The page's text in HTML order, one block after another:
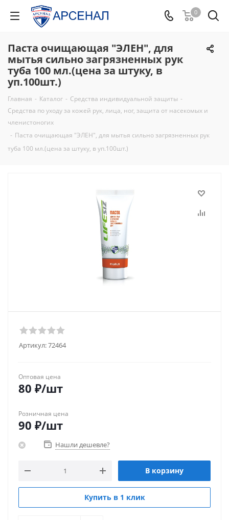
0
Паста очищающая "ЭЛЕН", для
мытья сильно загрязненных рук
туба 100 мл.(цена за штуку, в
уп.100шт.)
Главная - Каталог - Средства индивидуальной защиты -
Средства по уходу за кожей рук, лица, ног, защита от насекомых и
членистоногих
- Паста очищающая "ЭЛЕН", для мытья сильно загрязненных рук
туба 100 мл.(цена за штуку, в уп.100шт.)
Артикул:72464
Оптовая цена
80 ₽/шт
Розничная цена
90 ₽/шт
Нашли дешевле?
В корзину
Купить в 1 клик